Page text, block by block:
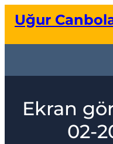
geçUğur
Ekran
02-